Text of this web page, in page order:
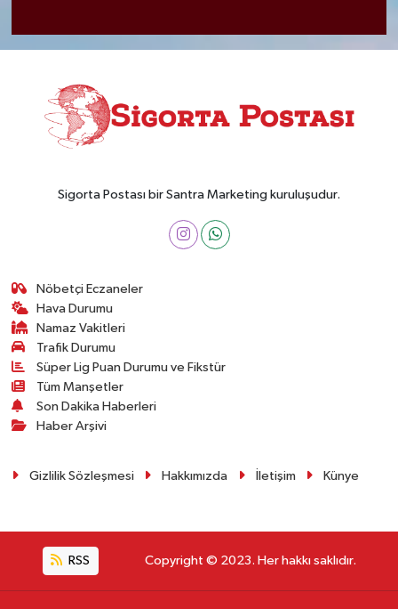
Sigorta Postası bir Santra Marketing kuruluşudur.
Nöbetçi Eczaneler
Hava Durumu
Namaz Vakitleri
Trafik Durumu
Süper Lig Puan Durumu ve Fikstür
Tüm Manşetler
Son Dakika Haberleri
Haber Arşivi
Gizlilik Sözleşmesi Hakkımızda İletişim Künye
RSS Copyright © 2023. Her hakkı saklıdır.